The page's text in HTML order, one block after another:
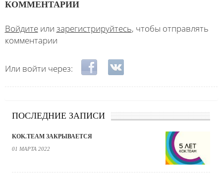
КОММЕНТАРИИ
Войдитеили зарегистрируйтесь, чтобы отправлять
комментарии
Или войти через: Login with Facebook
Login with ВКонтакте
ПОСЛЕДНИЕ ЗАПИСИ
KOK.TEAM ЗАКРЫВАЕТСЯ
01 МАРТА 2022